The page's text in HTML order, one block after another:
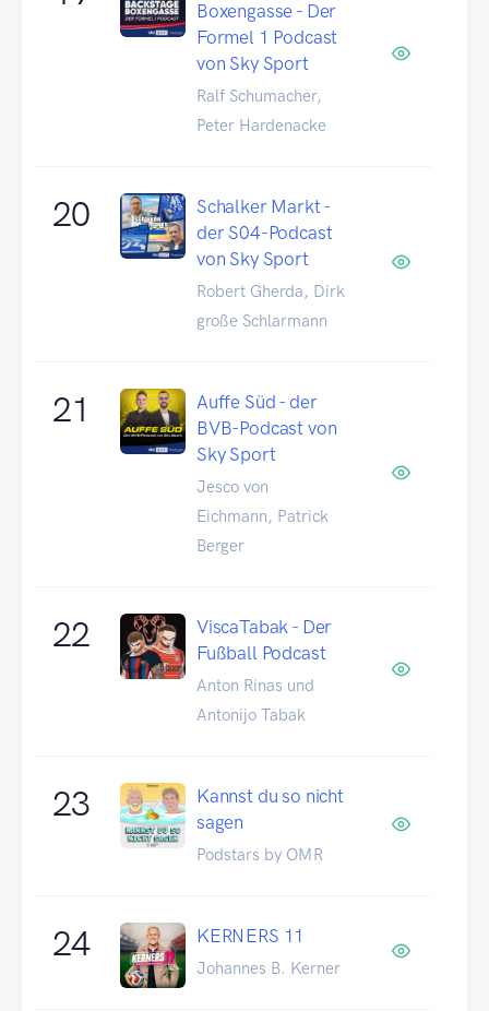
Boxengasse - Der
Formel 1 Podcast
von Sky Sport
Ralf Schumacher,
Peter Hardenacke
20
Schalker Markt -
der S04-Podcast
von Sky Sport
Robert Gherda, Dirk
große Schlarmann
21
Auffe Süd - der
BVB-Podcast von
Sky Sport
Jesco von
Eichmann, Patrick
Berger
22
ViscaTabak - Der
Fußball Podcast
Anton Rinas und
Antonijo Tabak
23
Kannst du so nicht
sagen
Podstars by OMR
24 KERNERS 11
Johannes B. Kerner